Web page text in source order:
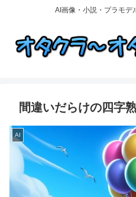
AI画像・小説・プラモデ
間違いだらけの四字
AI